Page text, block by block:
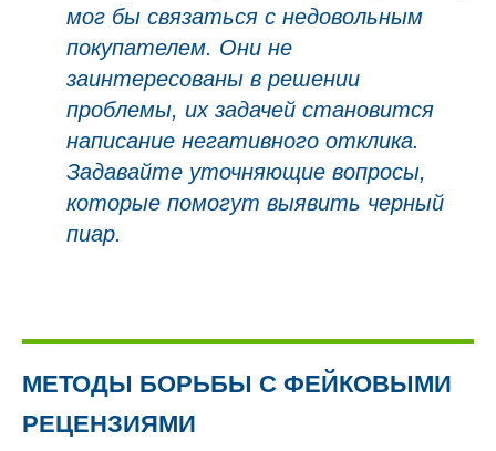
мог бы связаться с недовольным
покупателем. Они не
заинтересованы в решении
проблемы, их задачей становится
написание негативного отклика.
Задавайте уточняющие вопросы,
которые помогут выявить черный
пиар.
МЕТОДЫ БОРЬБЫ С ФЕЙКОВЫМИ
РЕЦЕНЗИЯМИ